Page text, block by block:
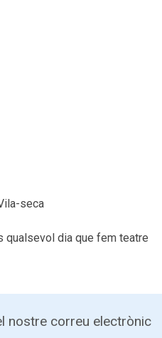
seca
qualsevol dia que fem teatre
nostre correu electrònic